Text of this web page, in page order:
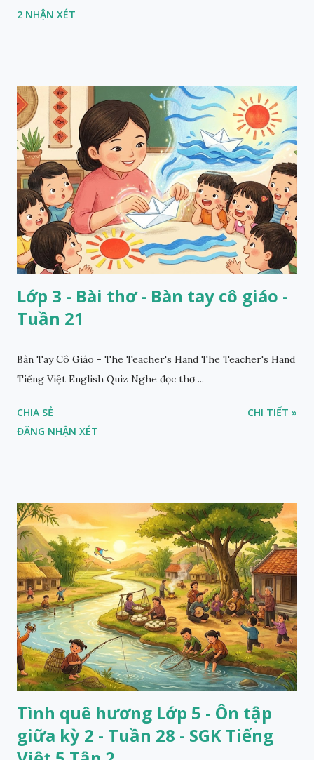
2 NHẬN XÉT
Lớp 3 - Bài thơ - Bàn tay cô giáo -
Tuần 21
Bàn Tay Cô Giáo - The Teacher's Hand The Teacher's Hand
Tiếng Việt English Quiz Nghe đọc thơ ...
CHIA SẺ
ĐĂNG NHẬN XÉT
CHI TIẾT »
Tình quê hương Lớp 5 - Ôn tập
giữa kỳ 2 - Tuần 28 - SGK Tiếng